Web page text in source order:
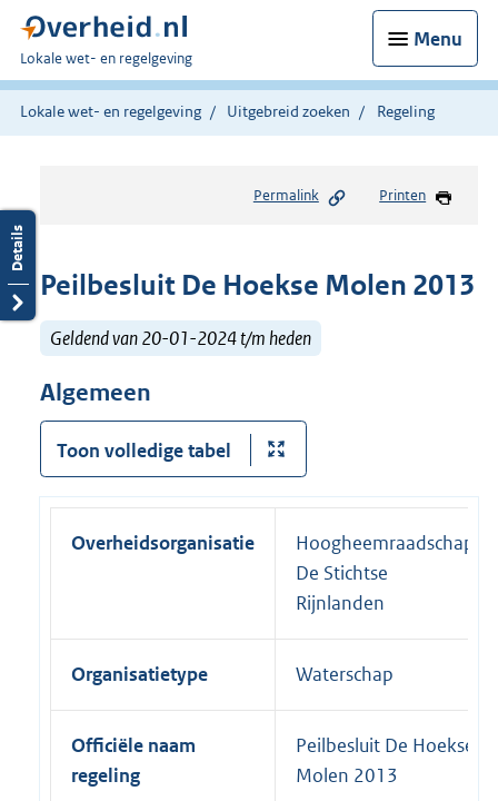
Menu
U
bent
hier:
Lokale wet- en regelgeving
Lokale wet- en regelgeving Uitgebreid zoeken Regeling
Permalink Printen
Peilbesluit De Hoekse Molen 2013
Geldend van 20-01-2024 t/m heden
Algemeen
Toon volledige tabel
Overheidsorganisatie
Hoogheemraadschap
De Stichtse
Rijnlanden
Organisatietype Waterschap
Officiële naam
regeling
Peilbesluit De Hoekse
Molen 2013